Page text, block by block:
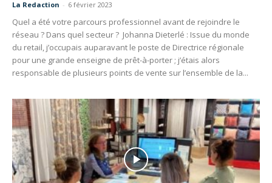
La Redaction - 6 février 2023
Quel a été votre parcours professionnel avant de rejoindre le
réseau ? Dans quel secteur ? Johanna Dieterlé : Issue du monde
du retail, j’occupais auparavant le poste de Directrice régionale
pour une grande enseigne de prêt-à-porter ; j’étais alors
responsable de plusieurs points de vente sur l’ensemble de la...